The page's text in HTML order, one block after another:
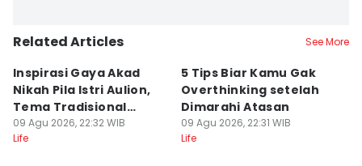
Related Articles See More
Inspirasi Gaya Akad
Nikah Pila Istri Aulion,
Tema Tradisional
Modern
09 Agu 2026, 22:32 WIB
Life
5 Tips Biar Kamu Gak
Overthinking setelah
Dimarahi Atasan
09 Agu 2026, 22:31 WIB
Life